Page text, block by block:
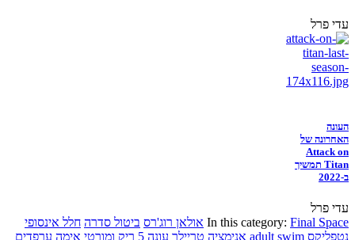
עדי פרל
העונה
האחרונה של
Attack on
Titan תמשיך
ב-2022
עדי פרל
In this category: Final Space אולאן רוג'רס ביטול סדרה חלל אינסופי
נטפליקס adult swim אנימציה טריילר עונה 5 ריק ומורטי אימה ערפדים